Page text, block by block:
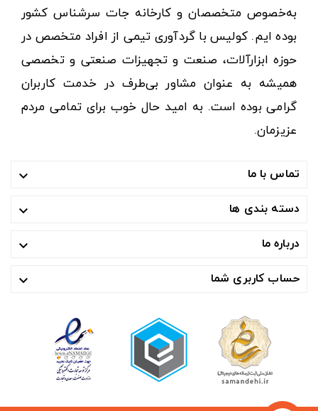
به‌خصوص متخصصان و کارخانه جات سرشناس کشور
بوده ایم. کولیس با گردآوری تیمی از افراد متخصص در
حوزه ابزارآلات، صنعت و تجهیزات صنعتی و تخصصی
همیشه به عنوان مشاور بی‌طرف در خدمت کاربران
گرامی بوده است. به امید حال خوب برای تمامی مردم
عزیزمان.
تماس با ما 
دسته بندی ها 
درباره ما 
حساب کاربری شما 